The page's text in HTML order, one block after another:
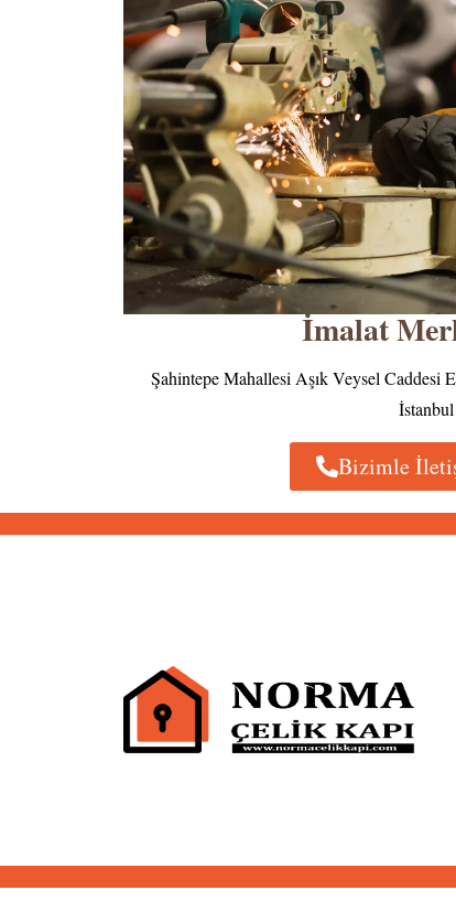
İmalat
Şahintepe Mahallesi Aşık Veysel Caddesi
İstanbul
Bizimle